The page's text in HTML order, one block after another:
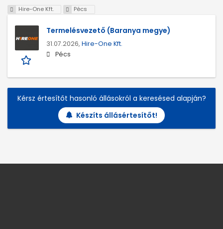
Hire-One Kft. Pécs
Termelésvezető (Baranya megye)
31.07.2026, Hire-One Kft.
Pécs
Kérsz értesítőt hasonló állásokról a keresésed alapján?
Készíts állásértesítőt!